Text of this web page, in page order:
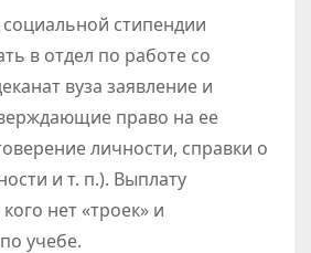
стипендии
в отдел по работе со
вуза заявление и
право на ее
личности, справки о
и т. п.). Выплату
нет «троек» и
учебе.